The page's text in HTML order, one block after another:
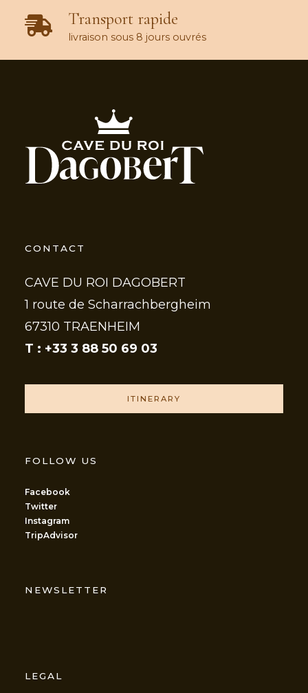
Transport rapide
livraison sous 8 jours ouvrés
CONTACT
CAVE DU ROI DAGOBERT
1 route de Scharrachbergheim
67310 TRAENHEIM
T : +33 3 88 50 69 03
ITINERARY
FOLLOW US
Facebook
Twitter
Instagram
TripAdvisor
NEWSLETTER
LEGAL